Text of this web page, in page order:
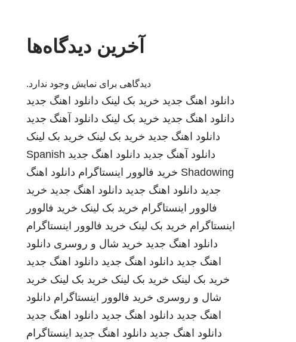
آخرین دیدگاه‌ها
دیدگاهی برای نمایش وجود ندارد.
دانلود اهنگ جدید خرید بک لینک دانلود اهنگ جدید
دانلود اهنگ جدید خرید بک لینک دانلود آهنگ جدید
دانلود اهنگ جدید خرید بک لینک خرید بک لینک
دانلود آهنگ جدید دانلود اهنگ جدید Spanish
Shadowing خرید فالوور اینستاگرام دانلود اهنگ
جدید دانلود اهنگ جدید دانلود اهنگ جدید خرید
فالوور اینستاگرام خرید بک لینک خرید فالوور
اینستاگرام خرید بک لینک خرید فالوور اینستاگرام
دانلود اهنگ جدید خرید شال و روسری دانلود
اهنگ جدید دانلود اهنگ جدید دانلود اهنگ جدید
خرید بک لینک خرید بک لینک خرید بک لینک خرید
شال و روسری خرید فالوور اینستاگرام دانلود
اهنگ جدید دانلود اهنگ جدید دانلود اهنگ جدید
دانلود اهنگ جدید دانلود اهنگ جدید اینستاگرام